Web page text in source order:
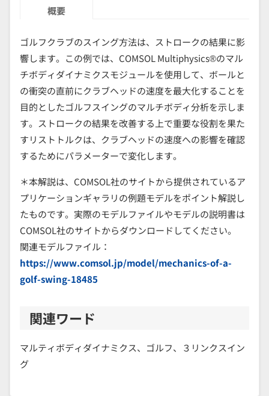
概要
ゴルフクラブのスイング方法は、ストロークの結果に影
響します。この例では、COMSOL Multiphysics®のマル
チボディダイナミクスモジュールを使用して、ボールと
の衝突の直前にクラブヘッドの速度を最大化することを
目的としたゴルフスイングのマルチボディ分析を示しま
す。ストロークの結果を改善する上で重要な役割を果た
すリストトルクは、クラブヘッドの速度への影響を確認
するためにパラメーターで変化します。
＊本解説は、COMSOL社のサイトから提供されているア
プリケーションギャラリの例題モデルをポイント解説し
たものです。実際のモデルファイルやモデルの説明書は
COMSOL社のサイトからダウンロードしてください。
関連モデルファイル：
https://www.comsol.jp/model/mechanics-of-a-
golf-swing-18485
関連ワード
マルティボディダイナミクス、ゴルフ、３リンクスイン
グ